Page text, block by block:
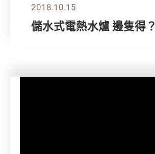
2018.10.15
儲水式電熱水爐 邊隻得？